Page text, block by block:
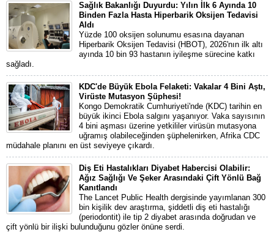
Sağlık Bakanlığı Duyurdu: Yılın İlk 6 Ayında 10
Binden Fazla Hasta Hiperbarik Oksijen Tedavisi
Aldı
Yüzde 100 oksijen solunumu esasına dayanan
Hiperbarik Oksijen Tedavisi (HBOT), 2026'nın ilk altı
ayında 10 bin 93 hastanın iyileşme sürecine katkı
sağladı.
KDC'de Büyük Ebola Felaketi: Vakalar 4 Bini Aştı,
Virüste Mutasyon Şüphesi!
Kongo Demokratik Cumhuriyeti'nde (KDC) tarihin en
büyük ikinci Ebola salgını yaşanıyor. Vaka sayısının
4 bini aşması üzerine yetkililer virüsün mutasyona
uğramış olabileceğinden şüphelenirken, Afrika CDC
müdahale planını en üst seviyeye çıkardı.
Diş Eti Hastalıkları Diyabet Habercisi Olabilir:
Ağız Sağlığı Ve Şeker Arasındaki Çift Yönlü Bağ
Kanıtlandı
The Lancet Public Health dergisinde yayımlanan 300
bin kişilik dev araştırma, şiddetli diş eti hastalığı
(periodontit) ile tip 2 diyabet arasında doğrudan ve
çift yönlü bir ilişki bulunduğunu gözler önüne serdi.